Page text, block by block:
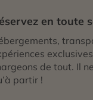
en toute
de tout. Il
partir !